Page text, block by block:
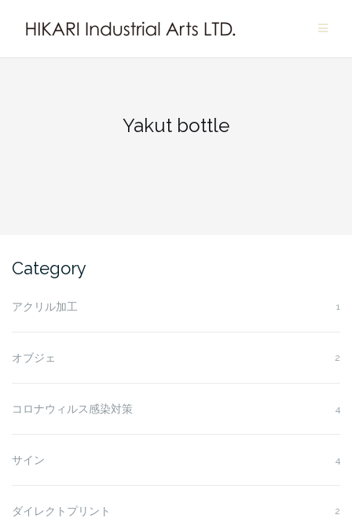
Yakut bottle
Category
アクリル加工 1
オブジェ 2
コロナウィルス感染対策 4
サイン 4
ダイレクトプリント 2